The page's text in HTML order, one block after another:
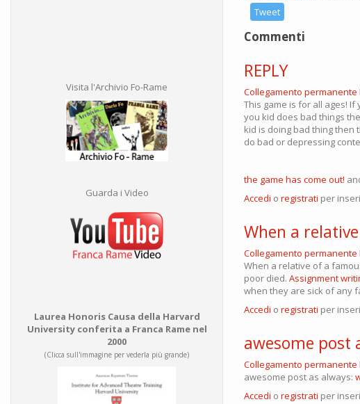
Visita l'Archivio Fo-Rame
Guarda i Video
Laurea Honoris Causa della Harvard
University conferita a Franca Rame nel
2000
(Clicca sull'immagine per vederla più grande)
Tweet
Commenti
REPLY
Collegamento permanente
This game is for all ages!
you kid does bad things
kid is doing bad thing
do bad or depressing
the game has come out!
Accedi o registrati per
When a
Collegamento permanente
When a relative of a
poor died. Assignment
when they are sick of any
Accedi o registrati per
awesome post
Collegamento permanente
awesome post as always:
Accedi o registrati per